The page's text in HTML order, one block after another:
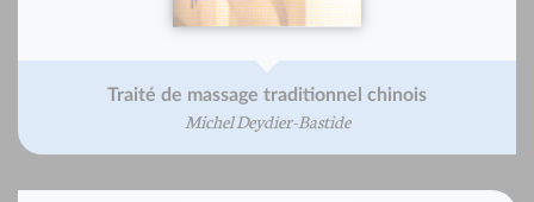
Traité de massage traditionnel chinois
Michel Deydier-Bastide